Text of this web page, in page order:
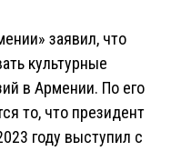
заявил, что
культурные
в Армении. По его
то, что президент
году выступил с